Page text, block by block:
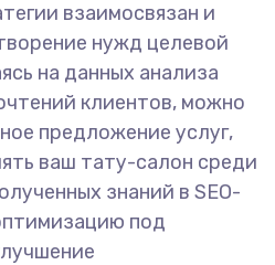
взаимосвязан и
нужд целевой
на данных анализа
клиентов, можно
предложение услуг,
ваш тату-салон среди
знаний в SEO-
под